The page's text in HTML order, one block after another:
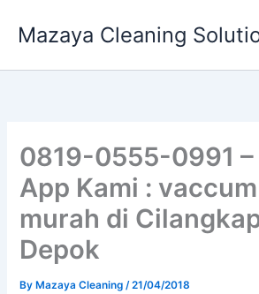
Mazaya Cleaning
0819-0555-0991 –
App Kami :
murah di
Depok
By Mazaya Cleaning/21/04/2018